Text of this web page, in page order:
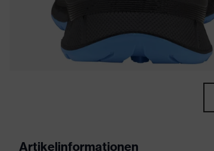
Artikelinformationen